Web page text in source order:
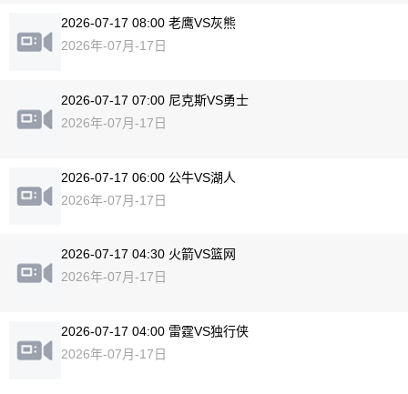
2026-07-17 08:00 老鹰VS灰熊
2026年-07月-17日
2026-07-17 07:00 尼克斯VS勇士
2026年-07月-17日
2026-07-17 06:00 公牛VS湖人
2026年-07月-17日
2026-07-17 04:30 火箭VS篮网
2026年-07月-17日
2026-07-17 04:00 雷霆VS独行侠
2026年-07月-17日